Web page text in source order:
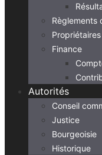
Règlements
Finance
Autorités
Conseil
Justice
Bourgeoisie
Historique